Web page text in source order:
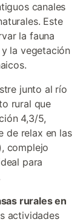
canales
Este
la fauna
la vegetación
junto al río
rural que
4,3/5,
de relax en las
complejo
para
rurales en
actividades